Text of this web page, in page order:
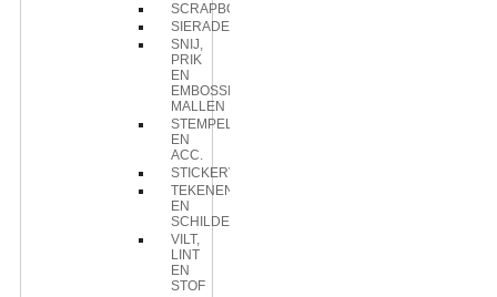
SCRAPBOOK
SIERADEN
SNIJ,
PRIK
EN
EMBOSSING
MALLEN
STEMPELS
EN
ACC.
STICKERVELLEN
TEKENEN
EN
SCHILDEREN
VILT,
LINT
EN
STOF